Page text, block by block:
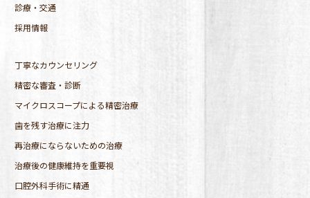
診療・交通
採用情報
丁寧なカウンセリング
精密な審査・診断
マイクロスコープによる精密治療
歯を残す治療に注力
再治療にならないための治療
治療後の健康維持を重要視
口腔外科手術に精通